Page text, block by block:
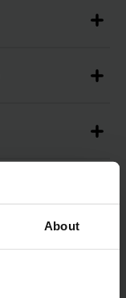
About